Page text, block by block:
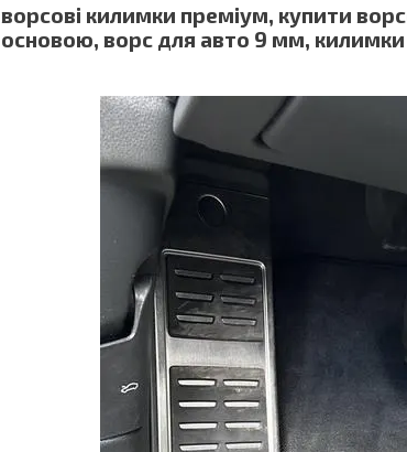
ворсові килимки преміум, купити
основою, ворс для авто 9 мм, килимки